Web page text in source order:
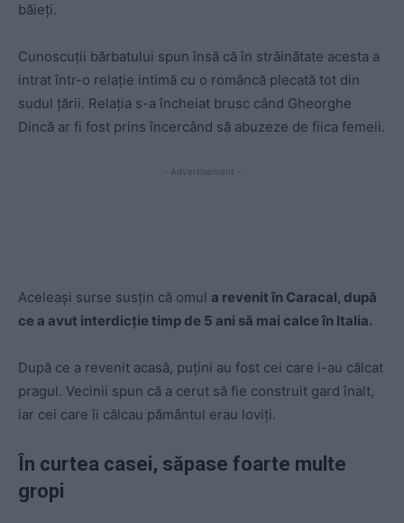
băieți.
Cunoscuții bărbatului spun însă că în străinătate acesta a
intrat într-o relație intimă cu o româncă plecată tot din
sudul țării. Relația s-a încheiat brusc când Gheorghe
Dincă ar fi fost prins încercând să abuzeze de fiica femeii.
- Advertisement -
Aceleași surse susțin că omul a revenit în Caracal, după
ce a avut interdicţie timp de 5 ani să mai calce în Italia.
După ce a revenit acasă, puțini au fost cei care i-au călcat
pragul. Vecinii spun că a cerut să fie construit gard înalt,
iar cei care îi călcau pământul erau loviți.
În curtea casei, săpase foarte multe
gropi